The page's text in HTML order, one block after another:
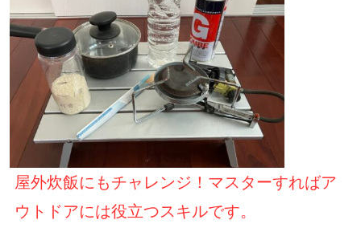
屋外炊飯にもチャレンジ！マスターすればア
ウトドアには役立つスキルです。